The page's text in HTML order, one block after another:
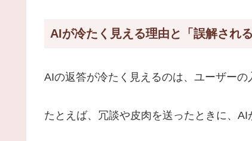
AIが冷たく見える理由と「誤解され
AIの返答が冷たく見えるのは、ユーザーの
たとえば、冗談や皮肉を送ったときに、